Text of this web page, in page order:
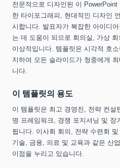
전문적으로 디자인된 이
한 타이포그래피, 현대적인 디자인
시합니다. 발표자가 복잡한 아이디
는 데 도움이 되므로 회의실, 가상
이상적입니다. 템플릿은 시각적 호
지하여 모든 슬라이드가 청중에게
니다.
이 템플릿의 용도
이 템플릿은 최고 경영진, 전략 컨
명 프레임워크, 경쟁 포지셔닝 및 장
됩니다. 이사회 회의, 전략 수련회
기술, 금융, 의료 및 교육과 같은 산
이점을 누리고 있습니다.